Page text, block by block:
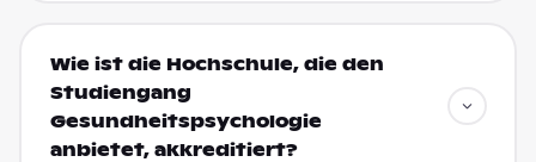
Wie ist die Hochschule, die den
Studiengang
Gesundheitspsychologie
anbietet, akkreditiert?